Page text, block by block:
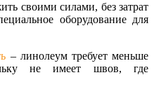
своими силами, без затрат
оборудование для
– линолеум требует меньше
не имеет швов, где